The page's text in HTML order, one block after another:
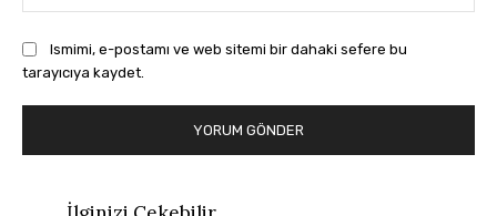
Ismimi, e-postamı ve web sitemi bir dahaki sefere bu
tarayıcıya kaydet.